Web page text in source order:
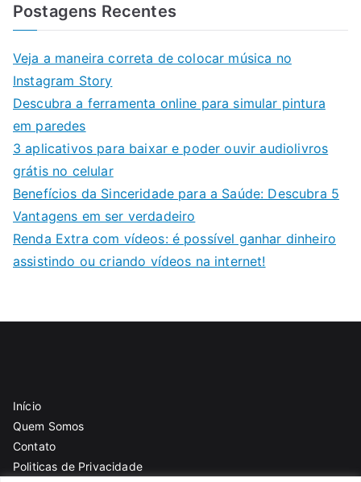
Postagens Recentes
Veja a maneira correta de colocar música no
Instagram Story
Descubra a ferramenta online para simular pintura
em paredes
3 aplicativos para baixar e poder ouvir audiolivros
grátis no celular
Benefícios da Sinceridade para a Saúde: Descubra 5
Vantagens em ser verdadeiro
Renda Extra com vídeos: é possível ganhar dinheiro
assistindo ou criando vídeos na internet!
Início
Quem Somos
Contato
Politicas de Privacidade